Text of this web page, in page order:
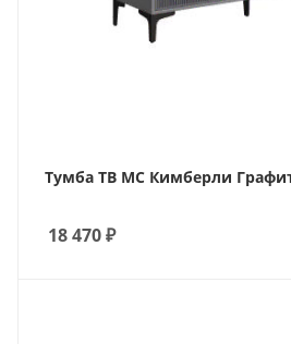
Тумба ТВ МС Кимберли
18 470₽